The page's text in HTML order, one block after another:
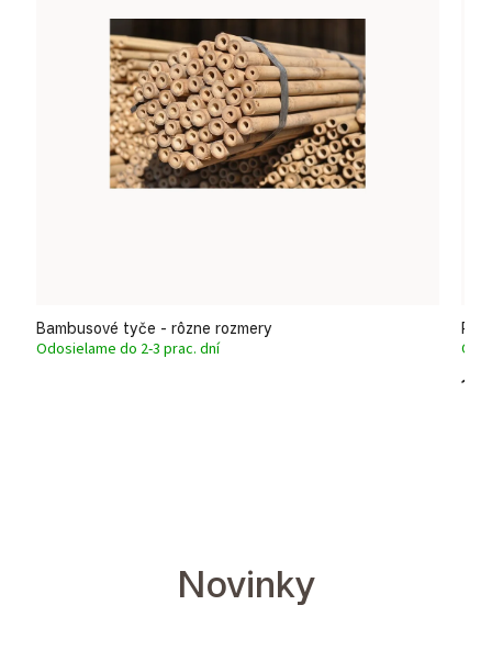
Bambusové tyče - rôzne rozmery
Odosielame do 2-3 prac. dní
Novinky